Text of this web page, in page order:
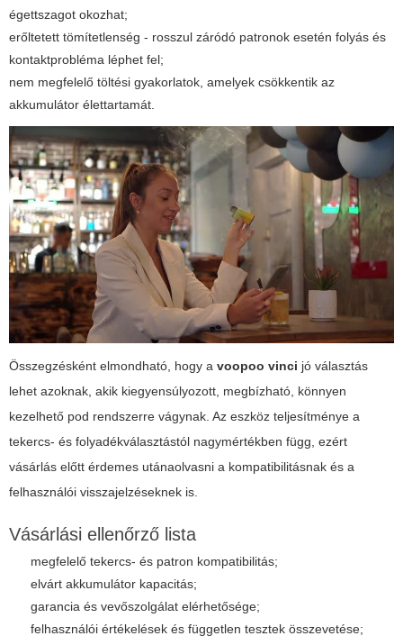
égettszagot okozhat;
erőltetett tömítetlenség - rosszul záródó patronok esetén folyás és
kontaktprobléma léphet fel;
nem megfelelő töltési gyakorlatok, amelyek csökkentik az
akkumulátor élettartamát.
Összegzésként elmondható, hogy a voopoo vinci jó választás
lehet azoknak, akik kiegyensúlyozott, megbízható, könnyen
kezelhető pod rendszerre vágynak. Az eszköz teljesítménye a
tekercs- és folyadékválasztástól nagymértékben függ, ezért
vásárlás előtt érdemes utánaolvasni a kompatibilitásnak és a
felhasználói visszajelzéseknek is.
Vásárlási ellenőrző lista
megfelelő tekercs- és patron kompatibilitás;
elvárt akkumulátor kapacitás;
garancia és vevőszolgálat elérhetősége;
felhasználói értékelések és független tesztek összevetése;